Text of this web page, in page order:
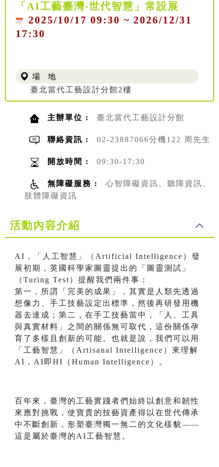
「AI工藝臺灣‧世代智慧」常設展
2025/10/17 09:30 ~ 2026/12/31
17:30
場 地
臺北當代工藝設計分館2樓
主辦單位 : 臺北當代工藝設計分館
聯絡資訊 : 02-23887066分機122 周先生
開放時間 : 09:30-17:30
無障礙服務 :
心智障礙資訊、聽障資訊、
肢體障礙資訊
活動內容介紹
AI，「人工智慧」（Artificial Intelligence）發
展初期，英國科學家圖靈提出的「圖靈測試」
（Turing Test）提醒我們兩件事：
第一，所謂「完美的成果」，其實是人類先透過
想像力、手工技藝設定出標準，然後再研發用機
器去達成；第二，在手工技藝當中，「人、工具
與真實材料」之間的關係無可取代，這份關係孕
育了多樣且創新的可能。也就是說，我們可以用
「工藝智慧」（Artisanal Intelligence）來理解
AI，AI即HI（Human Intelligence）。
百年來，臺灣的工藝實踐者們始終以創意和韌性
來應對挑戰，使寶貴的技藝資產得以在世代傳承
中不斷創新，形塑臺灣獨一無二的文化樣貌——
這是屬於臺灣的AI工藝智慧。